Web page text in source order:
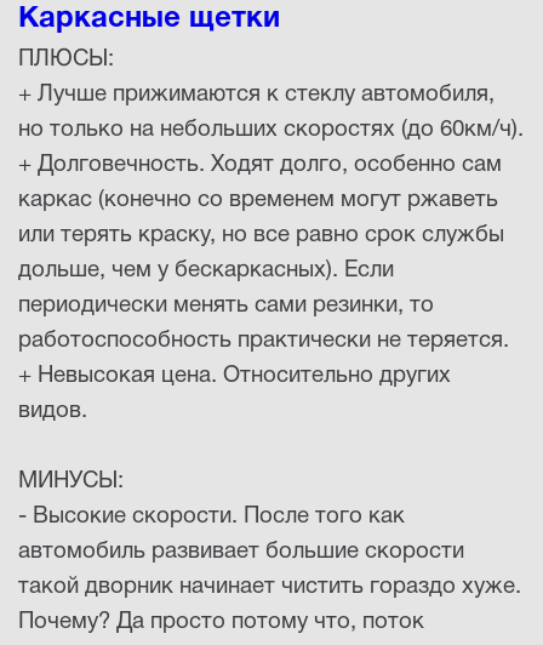
Каркасные щетки
ПЛЮСЫ:
+ Лучше прижимаются к стеклу автомобиля,
но только на небольших скоростях (до 60км/ч).
+ Долговечность. Ходят долго, особенно сам
каркас (конечно со временем могут ржаветь
или терять краску, но все равно срок службы
дольше, чем у бескаркасных). Если
периодически менять сами резинки, то
работоспособность практически не теряется.
+ Невысокая цена. Относительно других
видов.
МИНУСЫ:
- Высокие скорости. После того как
автомобиль развивает большие скорости
такой дворник начинает чистить гораздо хуже.
Почему? Да просто потому что, поток